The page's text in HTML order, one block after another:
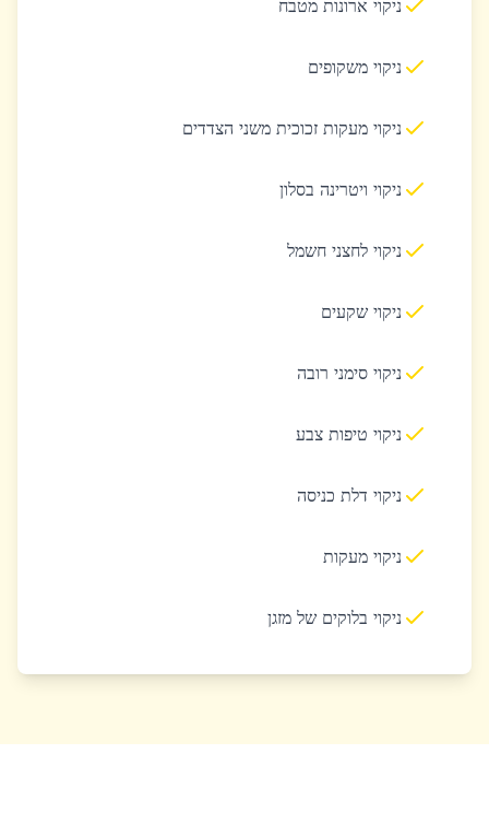
ניקוי ארונות מטבח
ניקוי משקופים
ניקוי מעקות זכוכית משני הצדדים
ניקוי ויטרינה בסלון
ניקוי לחצני חשמל
ניקוי שקעים
ניקוי סימני רובה
ניקוי טיפות צבע
ניקוי דלת כניסה
ניקוי מעקות
ניקוי בלוקים של מזגן